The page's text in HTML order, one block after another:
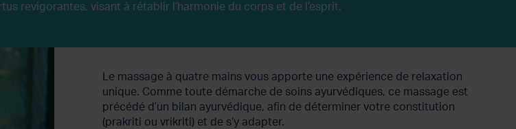
revigorantes, visant à rétablir l’harmonie du corps et de l’esprit.
Le massage à quatre mains vous apporte une expérience de relaxation
unique. Comme toute démarche de soins ayurvédiques, ce massage est
précédé d’un bilan ayurvédique, afin de déterminer votre constitution
(prakriti ou vrikriti) et de s’y adapter.